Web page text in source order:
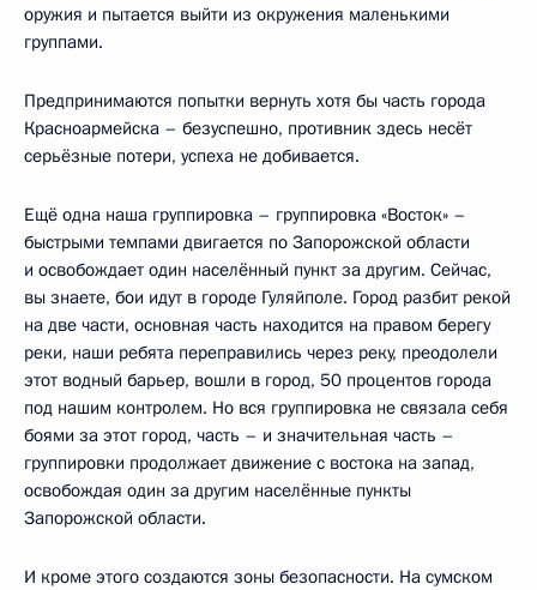
оружия и пытается выйти из окружения маленькими
группами.
Предпринимаются попытки вернуть хотя бы часть города
Красноармейска – безуспешно, противник здесь несёт
серьёзные потери, успеха не добивается.
Ещё одна наша группировка – группировка «Восток» –
быстрыми темпами двигается по Запорожской области
и освобождает один населённый пункт за другим. Сейчас,
вы знаете, бои идут в городе Гуляйполе. Город разбит рекой
на две части, основная часть находится на правом берегу
реки, наши ребята переправились через реку, преодолели
этот водный барьер, вошли в город, 50 процентов города
под нашим контролем. Но вся группировка не связала себя
боями за этот город, часть – и значительная часть –
группировки продолжает движение с востока на запад,
освобождая один за другим населённые пункты
Запорожской области.
И кроме этого создаются зоны безопасности. На сумском